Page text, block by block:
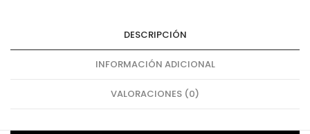
DESCRIPCIÓN
INFORMACIÓN ADICIONAL
VALORACIONES (0)